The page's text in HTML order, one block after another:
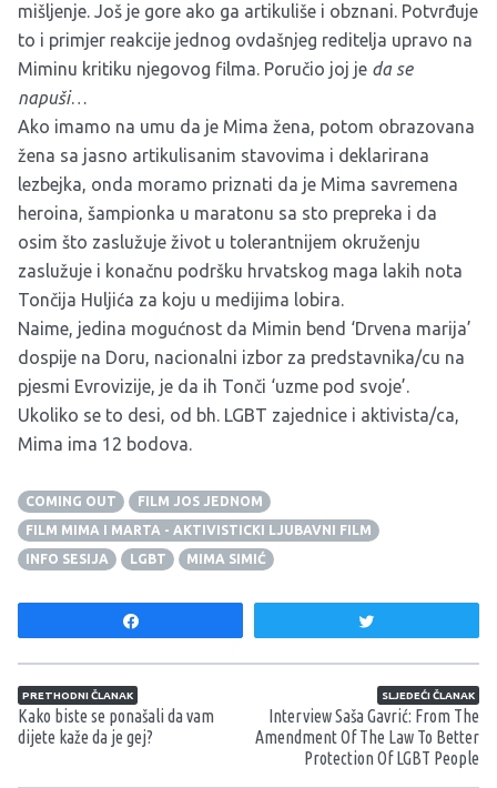
mišljenje. Još je gore ako ga artikuliše i obznani. Potvrđuje
to i primjer reakcije jednog ovdašnjeg reditelja upravo na
Miminu kritiku njegovog filma. Poručio joj je da se
napuši…
Ako imamo na umu da je Mima žena, potom obrazovana
žena sa jasno artikulisanim stavovima i deklarirana
lezbejka, onda moramo priznati da je Mima savremena
heroina, šampionka u maratonu sa sto prepreka i da
osim što zaslužuje život u tolerantnijem okruženju
zaslužuje i konačnu podršku hrvatskog maga lakih nota
Tončija Huljića za koju u medijima lobira.
Naime, jedina mogućnost da Mimin bend ‘Drvena marija’
dospije na Doru, nacionalni izbor za predstavnika/cu na
pjesmi Evrovizije, je da ih Tonči ‘uzme pod svoje’.
Ukoliko se to desi, od bh. LGBT zajednice i aktivista/ca,
Mima ima 12 bodova.
COMING OUT
FILM JOS JEDNOM
FILM MIMA I MARTA - AKTIVISTICKI LJUBAVNI FILM
INFO SESIJA
LGBT MIMA SIMIĆ
Navigacija članaka
PRETHODNI ČLANAK
Kako biste se ponašali da vam
dijete kaže da je gej?
SLJEDEĆI ČLANAK
Interview Saša Gavrić: From The
Amendment Of The Law To Better
Protection Of LGBT People